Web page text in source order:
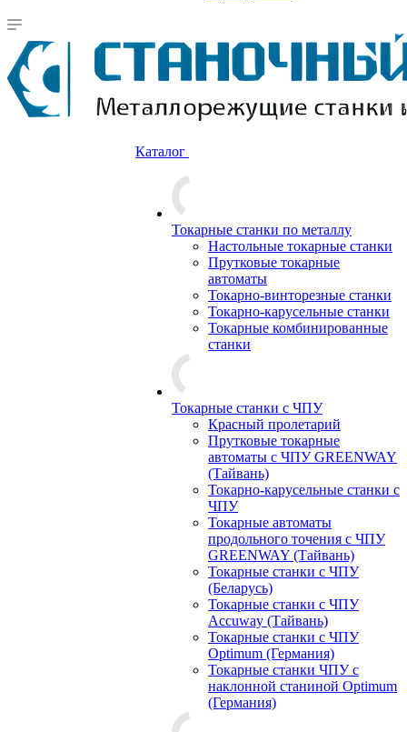
Каталог
Токарные станки по металлу
Настольные токарные станки
Прутковые токарные
автоматы
Токарно-винторезные станки
Токарно-карусельные станки
Токарные комбинированные
станки
Токарные станки с ЧПУ
Красный пролетарий
Прутковые токарные
автоматы с ЧПУ GREENWAY
(Тайвань)
Токарно-карусельные станки с
ЧПУ
Токарные автоматы
продольного точения с ЧПУ
GREENWAY (Тайвань)
Токарные станки с ЧПУ
(Беларусь)
Токарные станки с ЧПУ
Accuway (Тайвань)
Токарные станки с ЧПУ
Optimum (Германия)
Токарные станки ЧПУ с
наклонной станиной Optimum
(Германия)